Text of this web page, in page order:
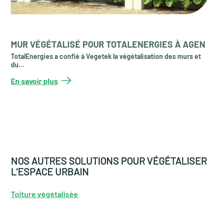
MUR VÉGÉTALISÉ POUR TOTALENERGIES À AGEN
TotalEnergies a confié à Vegetek la végétalisation des murs et
du...
En savoir plus
NOS AUTRES SOLUTIONS POUR VÉGÉTALISER
L’ESPACE URBAIN
Toiture végétalisée